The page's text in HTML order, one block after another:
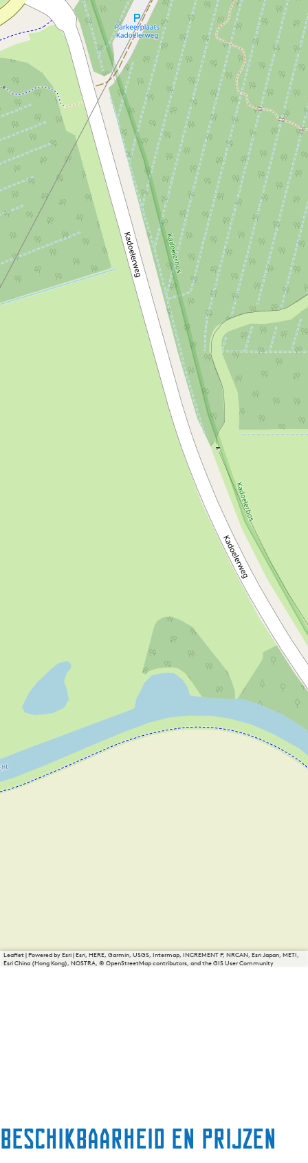
Leaflet|Powered by Esri | Esri, HERE, Garmin, USGS, Intermap, INCREMENT P, NRCAN, Esri Japan, METI,
Esri China (Hong Kong), NOSTRA, © OpenStreetMap contributors, and the GIS User Community
Beschikbaarheid en prijzen